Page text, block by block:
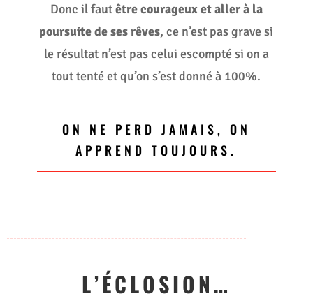
Donc il fautêtre courageux et aller à la
poursuite de ses rêves, ce n’est pas grave si
le résultat n’est pas celui escompté si on a
tout tenté et qu’on s’est donné à 100%.
ON NE PERD JAMAIS, ON
APPREND TOUJOURS.
L’ÉCLOSION…